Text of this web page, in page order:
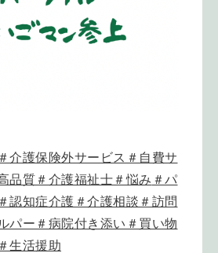
介護保険外サービス＃自費サ
品質＃介護福祉士＃悩み ＃パ
認知症介護＃介護相談＃訪問
パー＃病院付き添い＃買い物
生活援助